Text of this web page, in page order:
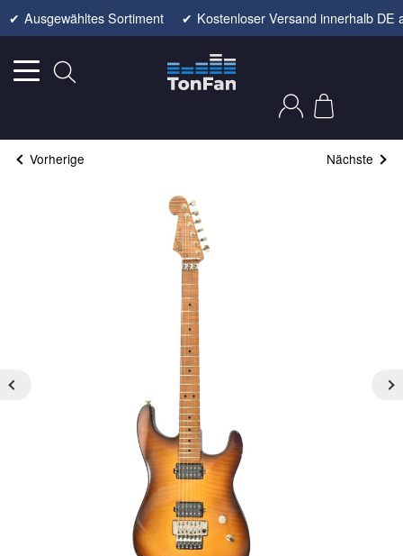
✔ Ausgewähltes Sortiment ✔ Kostenloser Versand innerhalb DE
Vorherige Nächste